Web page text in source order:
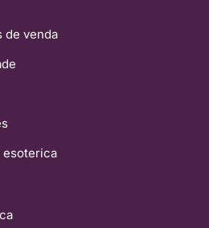
de venda
esoterica